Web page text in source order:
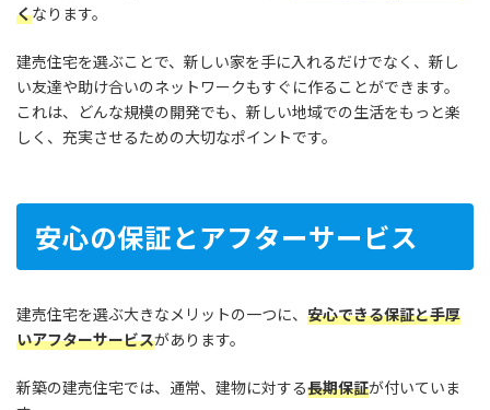
くなります。
建売住宅を選ぶことで、新しい家を手に入れるだけでなく、新し
い友達や助け合いのネットワークもすぐに作ることができます。
これは、どんな規模の開発でも、新しい地域での生活をもっと楽
しく、充実させるための大切なポイントです。
安心の保証とアフターサービス
建売住宅を選ぶ大きなメリットの一つに、 安心できる保証と手厚
いアフターサービスがあります。
新築の建売住宅では、通常、建物に対する長期保証が付いていま